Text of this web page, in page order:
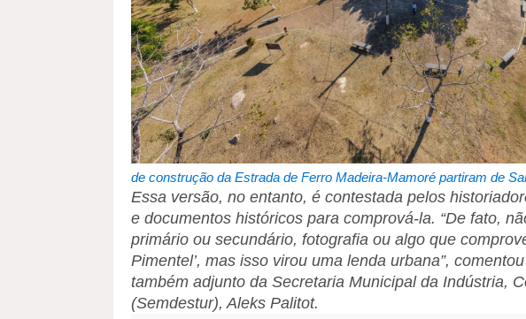
de construção da Estrada de Ferro Madeira-Mamoré partiram de
Essa versão, no entanto, é contestada pelos
e documentos históricos para comprová-la. “De fato,
primário ou secundário, fotografia ou algo que
Pimentel’, mas isso virou uma lenda urbana”,
também adjunto da Secretaria Municipal da Indústria,
(Semdestur), Aleks Palitot.